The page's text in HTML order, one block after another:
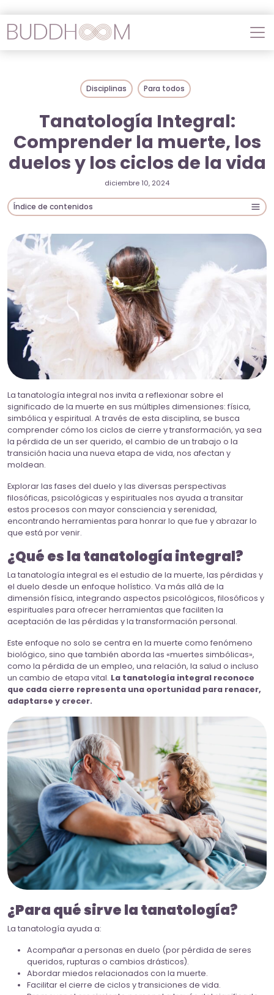
Disciplinas Para todos
Tanatología Integral:
Comprender la muerte, los
duelos y los ciclos de la vida
diciembre 10, 2024
Índice de contenidos
La tanatología integral nos invita a reflexionar sobre el
significado de la muerte en sus múltiples dimensiones: física,
simbólica y espiritual. A través de esta disciplina, se busca
comprender cómo los ciclos de cierre y transformación, ya sea
la pérdida de un ser querido, el cambio de un trabajo o la
transición hacia una nueva etapa de vida, nos afectan y
moldean.
Explorar las fases del duelo y las diversas perspectivas
filosóficas, psicológicas y espirituales nos ayuda a transitar
estos procesos con mayor consciencia y serenidad,
encontrando herramientas para honrar lo que fue y abrazar lo
que está por venir.
¿Qué es la tanatología integral?
La tanatología integral es el estudio de la muerte, las pérdidas y
el duelo desde un enfoque holístico. Va más allá de la
dimensión física, integrando aspectos psicológicos, filosóficos y
espirituales para ofrecer herramientas que faciliten la
aceptación de las pérdidas y la transformación personal.
Este enfoque no solo se centra en la muerte como fenómeno
biológico, sino que también aborda las «muertes simbólicas»,
como la pérdida de un empleo, una relación, la salud o incluso
un cambio de etapa vital. La tanatología integral reconoce
que cada cierre representa una oportunidad para renacer,
adaptarse y crecer.
¿Para qué sirve la tanatología?
La tanatología ayuda a:
Acompañar a personas en duelo (por pérdida de seres
queridos, rupturas o cambios drásticos).
Abordar miedos relacionados con la muerte.
Facilitar el cierre de ciclos y transiciones de vida.